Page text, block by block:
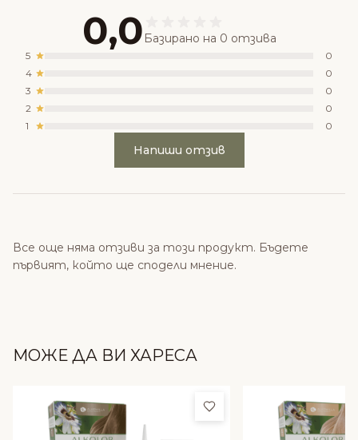
0,0 Базирано на 0 отзива
5
0
4
0
3
0
2
0
1
0
Напиши отзив
Все още няма отзиви за този продукт. Бъдете
първият, който ще сподели мнение.
МОЖЕ ДА ВИ ХАРЕСА
Добави в любими